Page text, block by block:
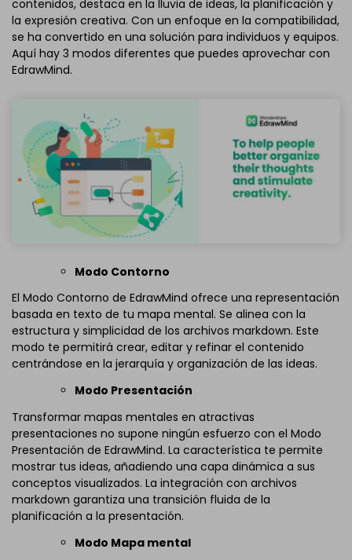
contenidos, destaca en la lluvia de ideas, la planificación y
la expresión creativa. Con un enfoque en la compatibilidad,
se ha convertido en una solución para individuos y equipos.
Aquí hay 3 modos diferentes que puedes aprovechar con
EdrawMind.
Modo Contorno
El Modo Contorno de EdrawMind ofrece una representación
basada en texto de tu mapa mental. Se alinea con la
estructura y simplicidad de los archivos markdown. Este
modo te permitirá crear, editar y refinar el contenido
centrándose en la jerarquía y organización de las ideas.
Modo Presentación
Transformar mapas mentales en atractivas
presentaciones no supone ningún esfuerzo con el Modo
Presentación de EdrawMind. La característica te permite
mostrar tus ideas, añadiendo una capa dinámica a sus
conceptos visualizados. La integración con archivos
markdown garantiza una transición fluida de la
planificación a la presentación.
Modo Mapa mental